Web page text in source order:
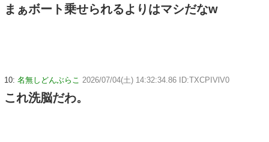
まぁボート乗せられるよりはマシだなw
10: 名無しどんぶらこ 2026/07/04(土) 14:32:34.86 ID:TXCPIVlV0
これ洗脳だわ。